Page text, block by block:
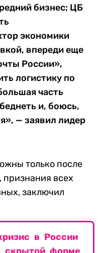
бизнес; ЦБ
экономики
впереди еще
России»,
логистику по
часть
и, боюсь,
— заявил лидер
только после
всех
заключил
в России